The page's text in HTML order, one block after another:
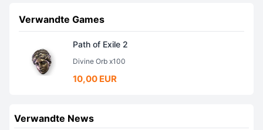
Verwandte Games
Path of Exile 2
Divine Orb x100
10,00 EUR
Verwandte News